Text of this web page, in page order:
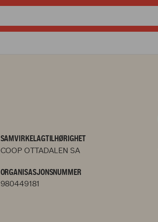
SAMVIRKELAGTILHØRIGHET
COOP OTTADALEN SA
ORGANISASJONSNUMMER
980449181